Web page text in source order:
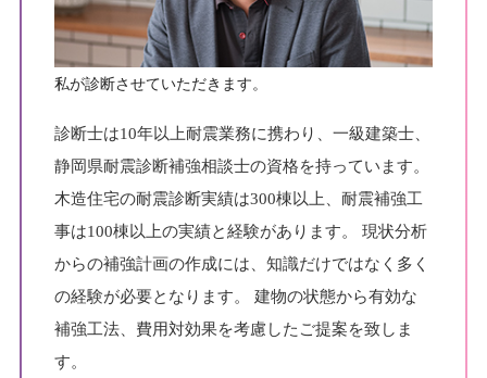
私が診断させていただきます。
診断士は10年以上耐震業務に携わり、一級建築士、
静岡県耐震診断補強相談士の資格を持っています。
木造住宅の耐震診断実績は300棟以上、耐震補強工
事は100棟以上の実績と経験があります。
現状分析
からの補強計画の作成には、知識だけではなく多く
の経験が必要となります。
建物の状態から有効な
補強工法、費用対効果を考慮したご提案を致しま
す。